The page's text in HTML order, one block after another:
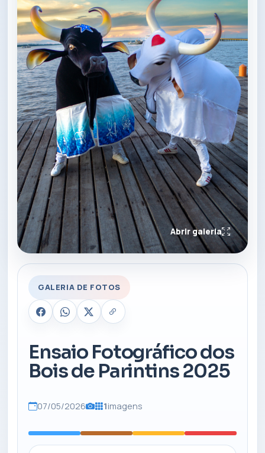
Abrir galeria
GALERIA DE FOTOS
Ensaio Fotográfico dos
Bois de Parintins 2025
07/05/2026 1imagens